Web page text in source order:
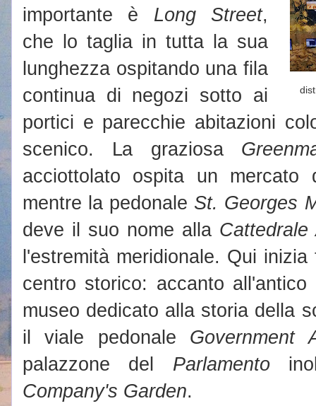
importante è Long Street,
che lo taglia in tutta la sua
lunghezza ospitando una fila
continua di negozi sotto ai
portici e parecchie abitazioni
scenico. La graziosa
acciottolato ospita un mercato
mentre la pedonale St. Georges
deve il suo nome alla Cattedrale
l'estremità meridionale. Qui
centro storico: accanto
museo dedicato alla storia della
il viale pedonale Government
palazzone del Parlamento
Company's Garden.